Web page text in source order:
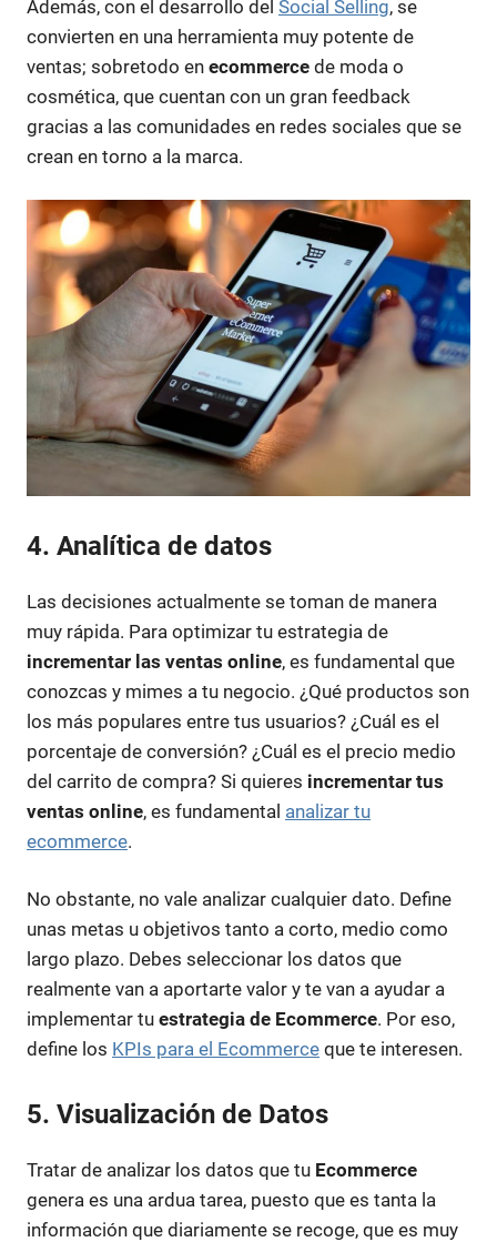
Además, con el desarrollo del Social Selling, se
convierten en una herramienta muy potente de
ventas; sobretodo en ecommerce de moda o
cosmética, que cuentan con un gran feedback
gracias a las comunidades en redes sociales que se
crean en torno a la marca.
4. Analítica de datos
Las decisiones actualmente se toman de manera
muy rápida. Para optimizar tu estrategia de
incrementar las ventas online, es fundamental que
conozcas y mimes a tu negocio. ¿Qué productos son
los más populares entre tus usuarios? ¿Cuál es el
porcentaje de conversión? ¿Cuál es el precio medio
del carrito de compra? Si quieres incrementar tus
ventas online, es fundamental analizar tu
ecommerce.
No obstante, no vale analizar cualquier dato. Define
unas metas u objetivos tanto a corto, medio como
largo plazo. Debes seleccionar los datos que
realmente van a aportarte valor y te van a ayudar a
implementar tu estrategia de Ecommerce. Por eso,
define los KPIs para el Ecommerce que te interesen.
5. Visualización de Datos
Tratar de analizar los datos que tu Ecommerce
genera es una ardua tarea, puesto que es tanta la
información que diariamente se recoge, que es muy